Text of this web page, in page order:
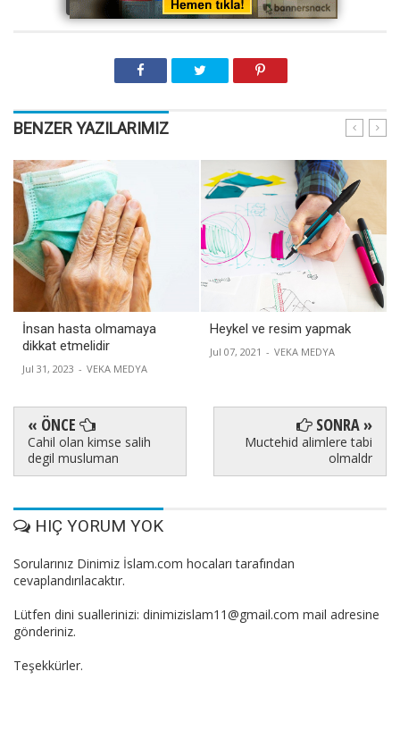
BENZER YAZILARIMIZ
İnsan hasta olmamaya
dikkat etmelidir
Jul 31, 2023 - VEKA MEDYA
Heykel ve resim yapmak
Jul 07, 2021 - VEKA MEDYA
« ÖNCE
Cahil olan kimse salih
degil musluman
SONRA »
Muctehid alimlere tabi
olmaldr
HIÇ YORUM YOK
Sorularınız Dinimiz İslam.com hocaları tarafından
cevaplandırılacaktır.
Lütfen dini suallerinizi: dinimizislam11@gmail.com mail adresine
gönderiniz.
Teşekkürler.